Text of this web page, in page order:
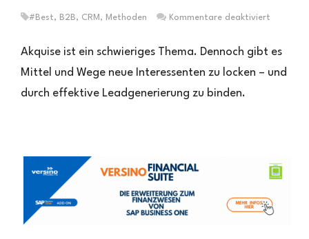
#best, B2B, CRM , Methoden Kommentare deaktiviert
Akquise ist ein schwieriges Thema. Dennoch gibt es
Mittel und Wege neue Interessenten zu locken – und
durch effektive Leadgenerierung zu binden.